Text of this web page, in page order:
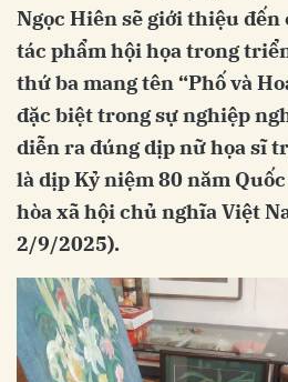
Ngọc Hiên sẽ giới thiệu
tác phẩm hội họa trong
thứ ba mang tên “Phố và
đặc biệt trong sự nghiệp
diễn ra đúng dịp nữ họa sĩ
là dịp Kỷ niệm 80 năm
hòa xã hội chủ nghĩa Việt
2/9/2025).